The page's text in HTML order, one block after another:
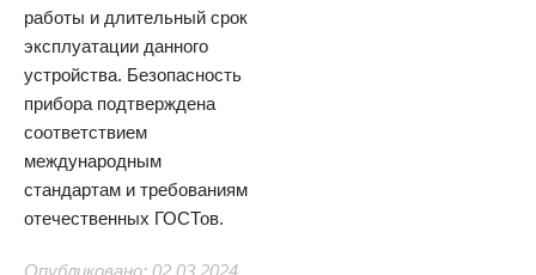
работы и длительный срок
эксплуатации данного
устройства. Безопасность
прибора подтверждена
соответствием
международным
стандартам и требованиям
отечественных ГОСТов.
Опубликовано: 02.03.2024